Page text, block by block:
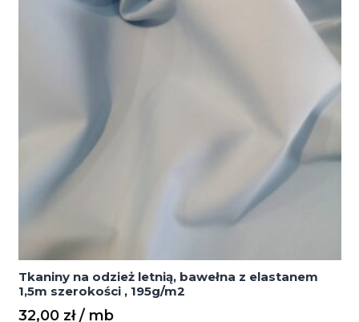
195g/m2
Tkaniny na odzież letnią, bawełna z elastanem
1,5m szerokości , 195g/m2
32,00 zł